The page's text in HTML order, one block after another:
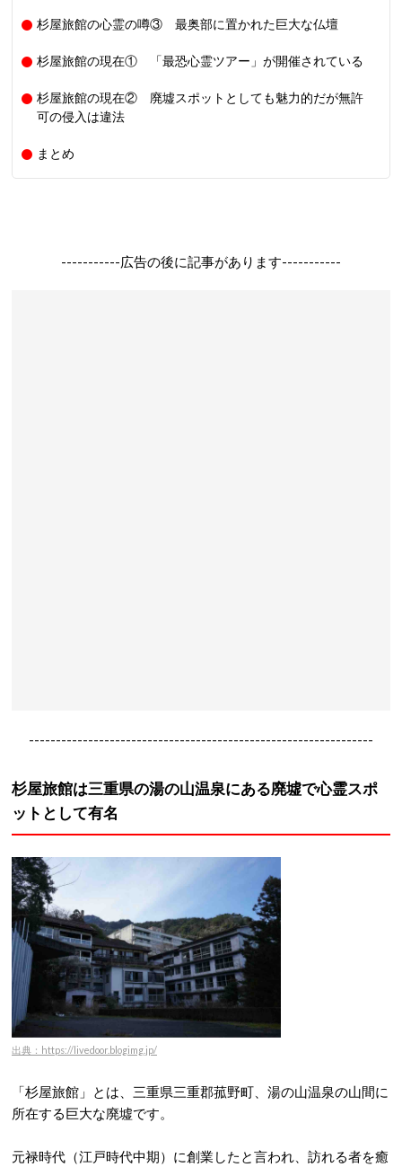
杉屋旅館の心霊の噂③ 最奥部に置かれた巨大な仏壇
杉屋旅館の現在① 「最恐心霊ツアー」が開催されている
杉屋旅館の現在② 廃墟スポットとしても魅力的だが無許
可の侵入は違法
まとめ
-----------広告の後に記事があります-----------
----------------------------------------------------------------
杉屋旅館は三重県の湯の山温泉にある廃墟で心霊スポ
ットとして有名
出典：https://livedoor.blogimg.jp/
「杉屋旅館」とは、三重県三重郡菰野町、湯の山温泉の山間に
所在する巨大な廃墟です。
元禄時代（江戸時代中期）に創業したと言われ、訪れる者を癒